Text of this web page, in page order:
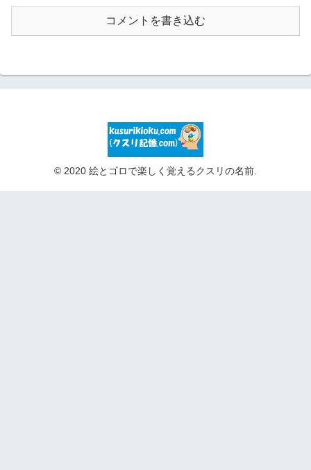
コメントを書き込む
© 2020 絵とゴロで楽しく覚えるクスリの名前.